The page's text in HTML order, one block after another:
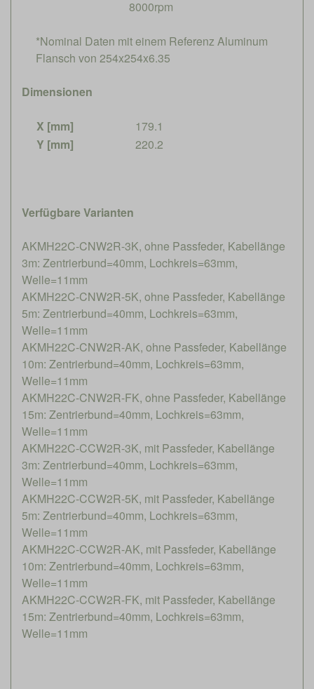
8000rpm
*Nominal Daten mit einem Referenz Aluminum
Flansch von 254x254x6.35
Dimensionen
X [mm]
179.1
Y [mm]
220.2
Verfügbare Varianten
AKMH22C-CNW2R-3K, ohne Passfeder, Kabellänge
3m: Zentrierbund=40mm, Lochkreis=63mm,
Welle=11mm
AKMH22C-CNW2R-5K, ohne Passfeder, Kabellänge
5m: Zentrierbund=40mm, Lochkreis=63mm,
Welle=11mm
AKMH22C-CNW2R-AK, ohne Passfeder, Kabellänge
10m: Zentrierbund=40mm, Lochkreis=63mm,
Welle=11mm
AKMH22C-CNW2R-FK, ohne Passfeder, Kabellänge
15m: Zentrierbund=40mm, Lochkreis=63mm,
Welle=11mm
AKMH22C-CCW2R-3K, mit Passfeder, Kabellänge
3m: Zentrierbund=40mm, Lochkreis=63mm,
Welle=11mm
AKMH22C-CCW2R-5K, mit Passfeder, Kabellänge
5m: Zentrierbund=40mm, Lochkreis=63mm,
Welle=11mm
AKMH22C-CCW2R-AK, mit Passfeder, Kabellänge
10m: Zentrierbund=40mm, Lochkreis=63mm,
Welle=11mm
AKMH22C-CCW2R-FK, mit Passfeder, Kabellänge
15m: Zentrierbund=40mm, Lochkreis=63mm,
Welle=11mm